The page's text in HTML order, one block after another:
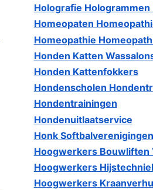
Holografie
Homeopaten
Homeopathie
Honden Katten
Honden Kattenfokkers
Hondenscholen
Hondentrainingen
Hondenuitlaatservice
Honk Softbalverenigingen
Hoogwerkers Bouwliften
Hoogwerkers
Hoogwerkers